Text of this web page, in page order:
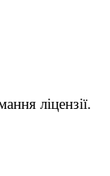
ліцензії.